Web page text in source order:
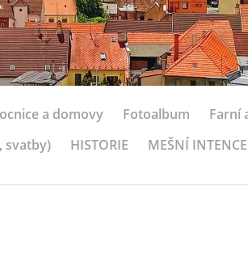
a domovy Fotoalbum
Farní
svatby)
HISTORIE MEŠNÍ INTENCE